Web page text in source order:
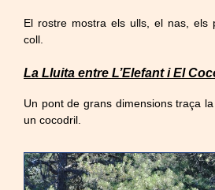
El rostre mostra els ulls, el nas, els
coll.
La Lluita entre L’Elefant i El
Un pont de grans dimensions traça
un cocodril.